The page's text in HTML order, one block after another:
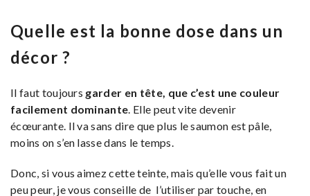
Quelle est la bonne dose dans un
décor ?
Il faut toujours garder en tête, que c’est une couleur
facilement dominante. Elle peut vite devenir
écœurante. Il va sans dire que plus le saumon est pâle,
moins on s’en lasse dans le temps.
Donc, si vous aimez cette teinte, mais qu’elle vous fait un
peu peur, je vous conseille de l’utiliser par touche, en